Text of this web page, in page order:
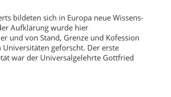
bildeten sich in Europa neue Wissens-
Aufklärung wurde hier
und von Stand, Grenze und Kofession
geforscht. Der erste
war der Universalgelehrte Gottfried